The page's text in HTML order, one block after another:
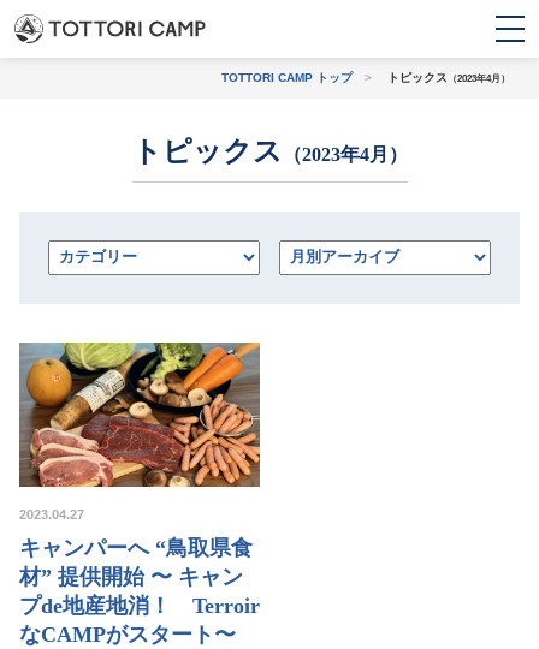
トピックス
条件から探す
ファミリー
上級者におすすめ
お問い合わせ
TOTTORI CAMP トップ> トピックス （2023年4月）
トピックス （2023年4月）
2023.04.27
キャンパーへ “鳥取県食
材” 提供開始 〜 キャン
プde地産地消！ Terroir
なCAMPがスタート〜